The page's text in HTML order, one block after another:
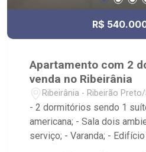
R$
Apartamento com 2
venda no Ribeirânia
Ribeirânia - Ribeirão Preto/
- 2 dormitórios sendo 1
americana; - Sala dois ambientes; -
serviço; - Varanda; - Edifício novo com